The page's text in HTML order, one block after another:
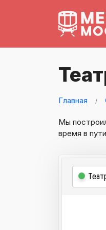
Главная
Мы
время в